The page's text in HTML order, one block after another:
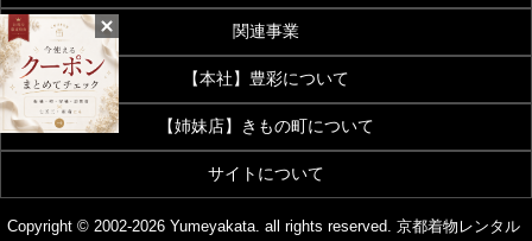
着物サイズ表
会社案内
お客様の声
お問い合わせ
関連事業
【着付・美容】夢館beauty 京都観光着物レンタル
【本社】豊彩について
豊彩公式サイト きものクリニック
データ入力代行事業
【姉妹店】きもの町について
着物・和装通販 京都きもの町
[KIMONOMACHI]本店
[七五三特集]
サイトについて
特定商取引法に基づく表示 プライバシーポリシー
Copyright © 2002-2026 Yumeyakata. all rights reserved.京都着物レンタル